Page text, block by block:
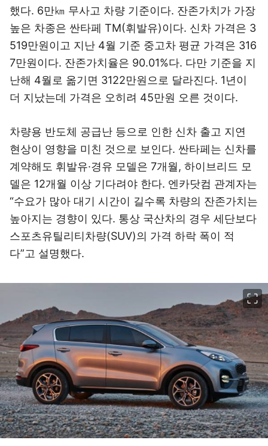
했다. 6만㎞ 무사고 차량 기준이다. 잔존가치가 가장
높은 차종은 싼타페 TM(휘발유)이다. 신차 가격은 3
519만원이고 지난 4월 기준 중고차 평균 가격은 316
7만원이다. 잔존가치율은 90.01%다. 다만 기준을 지
난해 4월로 옮기면 3122만원으로 달라진다. 1년이
더 지났는데 가격은 오히려 45만원 오른 것이다.
차량용 반도체 공급난 등으로 인한 신차 출고 지연
현상이 영향을 미친 것으로 보인다. 싼타페는 신차를
계약해도 휘발유·경유 모델은 7개월, 하이브리드 모
델은 12개월 이상 기다려야 한다. 엔카닷컴 관계자는
“수요가 많아 대기 시간이 길수록 차량의 잔존가치는
높아지는 경향이 있다. 통상 국산차의 경우 세단보다
스포츠유틸리티차량(SUV)의 가격 하락 폭이 적
다”고 설명했다.